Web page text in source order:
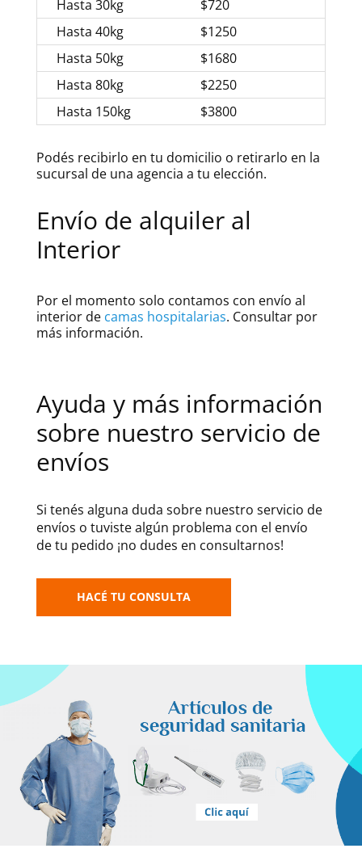
Hasta 30kg
$720
Hasta 40kg
$1250
Hasta 50kg
$1680
Hasta 80kg
$2250
Hasta 150kg
$3800
Podés recibirlo en tu domicilio o retirarlo en la
sucursal de una agencia a tu elección.
Envío de alquiler al
Interior
Por el momento solo contamos con envío al
interior de camas hospitalarias. Consultar por
más información.
Ayuda y más información
sobre nuestro servicio de
envíos
Si tenés alguna duda sobre nuestro servicio de
envíos o tuviste algún problema con el envío
de tu pedido ¡no dudes en consultarnos!
HACÉ TU CONSULTA